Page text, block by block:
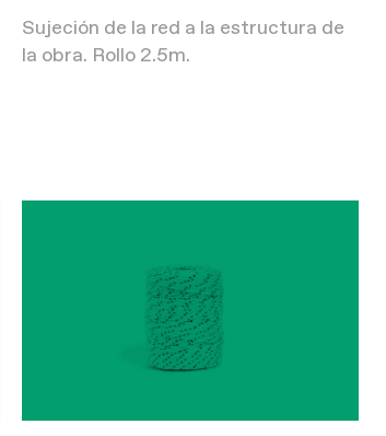
Sujeción de la red a la estructura de
la obra. Rollo 2.5m.